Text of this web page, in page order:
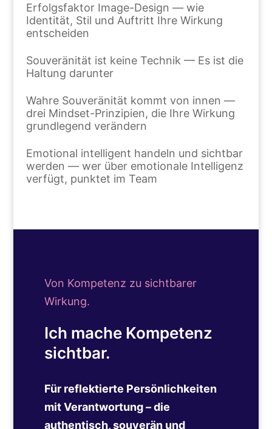
Erfolgsfaktor Image-Design — wie
Identität, Stil und Auftritt Ihre Wirkung
entscheiden
Souveränität ist keine Technik — Es ist die
Haltung darunter
Wahre Souveränität kommt von innen —
drei Mindset-Prinzipien, die Ihre Wirkung
grundlegend verändern
Emotional intelligent handeln und sichtbar
werden — wer über emotionale Intelligenz
verfügt, punktet im Team
Von Kompetenz zu sichtbarer
Wirkung.
Ich mache Kompetenz
sichtbar.
Für reflektierte Persönlichkeiten
mit Verantwortung – die
authentisch, souverän und